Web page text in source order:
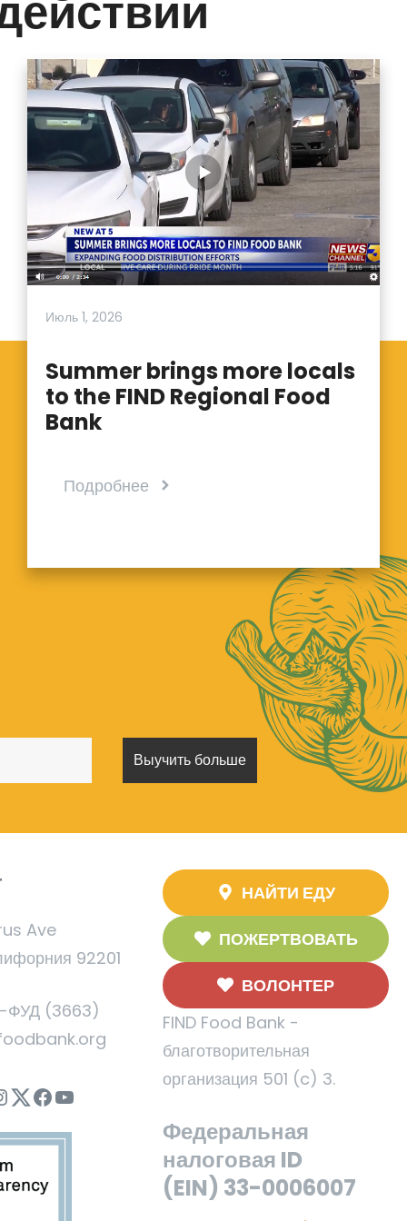
Июль 1, 2026
Summer brings more locals
to the FIND Regional Food
Bank
Подробнее
Ave
92201
ФУД (3663)
Twitter
Facebook
YouTube
НАЙТИ ЕДУ
ПОЖЕРТВОВАТЬ
ВОЛОНТЕР
FIND Food Bank -
благотворительная
организация 501 (c) 3.
Федеральная
налоговая ID
(EIN) 33-0006007